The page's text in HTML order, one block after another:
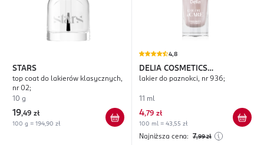
STARS
top coat do lakierów klasycznych,
nr 02;
10 g
19,49 zł
100 g = 194,90 zł
4,8
DELIA COSMETICS
Color&Care
lakier do paznokci, nr 936;
11 ml
4,79 zł
100 ml = 43,55 zł
Najniższa cena: 7,99 zł